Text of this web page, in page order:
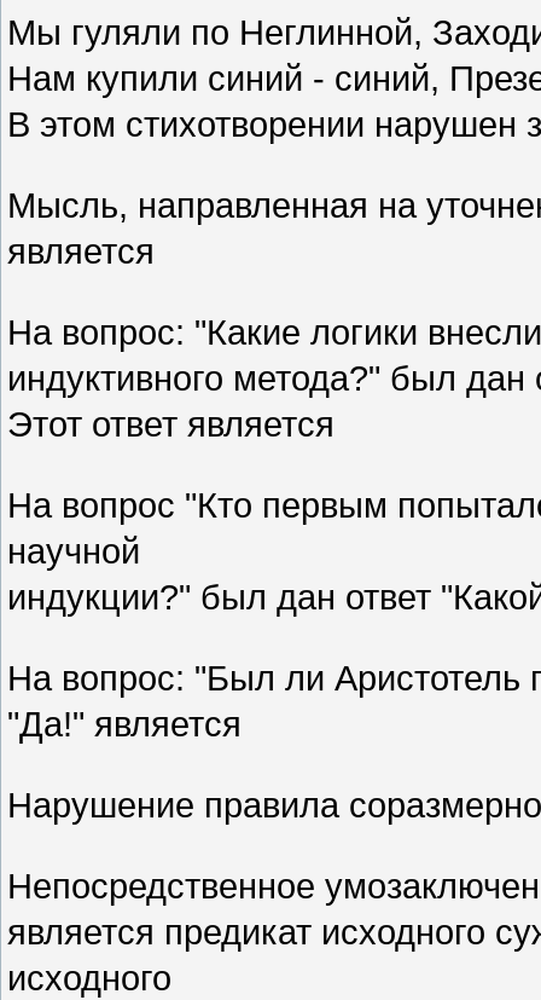
Мы гуляли по Неглинной,
Нам купили синий - синий,
В этом стихотворении нарушен
Мысль, направленная на
является
На вопрос: "Какие логики
индуктивного метода?" был дан
Этот ответ является
На вопрос "Кто первым
научной
индукции?" был дан ответ
На вопрос: "Был ли Аристотель
"Да!" является
Нарушение правила
Непосредственное
является предикат исходного
исходного